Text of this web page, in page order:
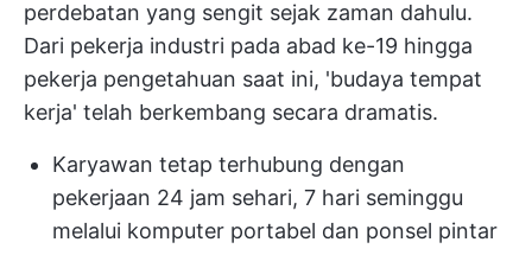
perdebatan yang sengit sejak zaman dahulu.
Dari pekerja industri pada abad ke-19 hingga
pekerja pengetahuan saat ini, 'budaya tempat
kerja' telah berkembang secara dramatis.
Karyawan tetap terhubung dengan
pekerjaan 24 jam sehari, 7 hari seminggu
melalui komputer portabel dan ponsel pintar